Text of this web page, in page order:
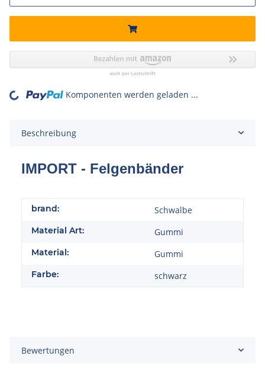
Loading... Komponenten werden geladen ...
Beschreibung
IMPORT - Felgenbänder
brand: Schwalbe
Material Art: Gummi
Material: Gummi
Farbe: schwarz
Bewertungen